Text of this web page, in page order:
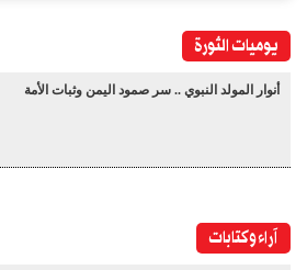
يوميات الثورة
أنوار المولد النبوي .. سر صمود اليمن وثبات الأمة
آراء وكتابات